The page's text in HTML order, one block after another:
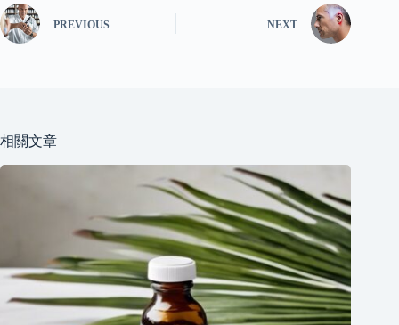
PREVIOUS NEXT
相關文章